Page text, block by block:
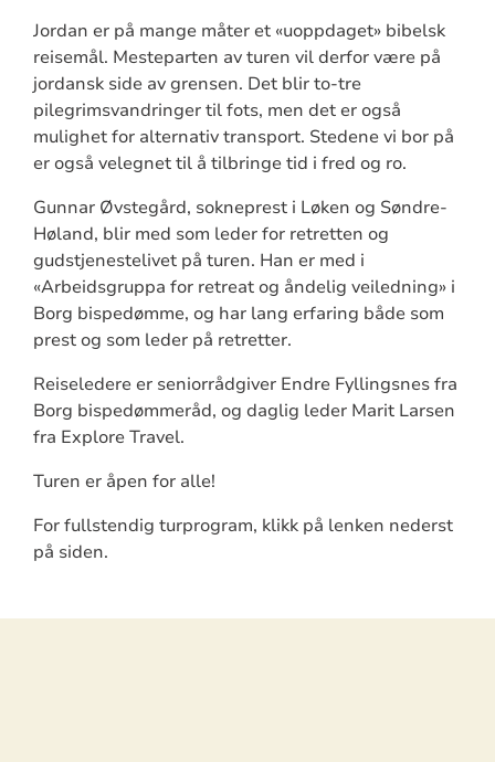
Jordan er på mange måter et «uoppdaget» bibelsk
reisemål. Mesteparten av turen vil derfor være på
jordansk side av grensen. Det blir to-tre
pilegrimsvandringer til fots, men det er også
mulighet for alternativ transport. Stedene vi bor på
er også velegnet til å tilbringe tid i fred og ro.
Gunnar Øvstegård, sokneprest i Løken og Søndre-
Høland, blir med som leder for retretten og
gudstjenestelivet på turen. Han er med i
«Arbeidsgruppa for retreat og åndelig veiledning» i
Borg bispedømme, og har lang erfaring både som
prest og som leder på retretter.
Reiseledere er seniorrådgiver Endre Fyllingsnes fra
Borg bispedømmeråd, og daglig leder Marit Larsen
fra Explore Travel.
Turen er åpen for alle!
For fullstendig turprogram, klikk på lenken nederst
på siden.